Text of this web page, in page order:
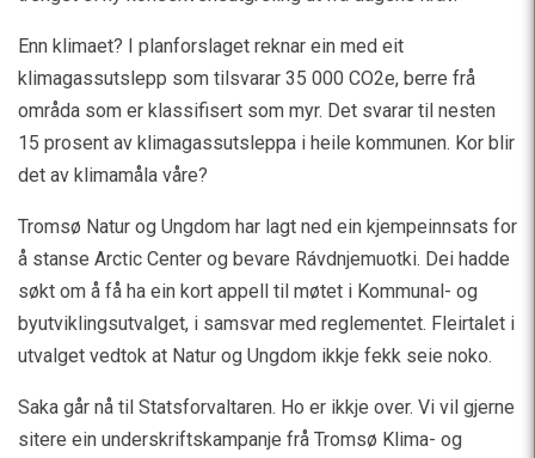
Enn klimaet? I planforslaget reknar ein med eit
klimagassutslepp som tilsvarar 35 000 CO2e, berre frå
områda som er klassifisert som myr. Det svarar til nesten
15 prosent av klimagassutsleppa i heile kommunen. Kor blir
det av klimamåla våre?
Tromsø Natur og Ungdom har lagt ned ein kjempeinnsats for
å stanse Arctic Center og bevare Rávdnjemuotki. Dei hadde
søkt om å få ha ein kort appell til møtet i Kommunal- og
byutviklingsutvalget, i samsvar med reglementet. Fleirtalet i
utvalget vedtok at Natur og Ungdom ikkje fekk seie noko.
Saka går nå til Statsforvaltaren. Ho er ikkje over. Vi vil gjerne
sitere ein underskriftskampanje frå Tromsø Klima- og